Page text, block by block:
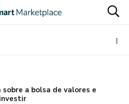
sobre a bolsa de valores e